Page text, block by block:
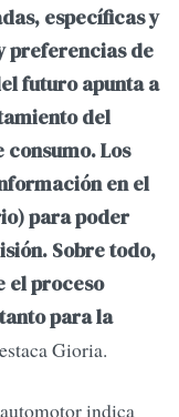
específicas y
preferencias de
futuro apunta a
del
Los
en el
para poder
Sobre todo,
el proceso
para la
Gioria.
indica